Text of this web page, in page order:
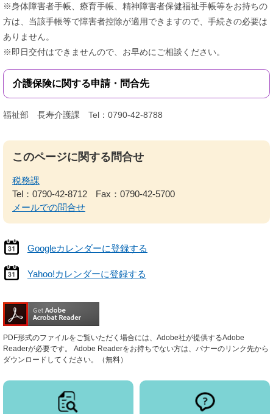
※身体障害者手帳、療育手帳、精神障害者保健福祉手帳等をお持ちの
方は、当該手帳等で障害者控除が適用できますので、手続きの必要は
ありません。
※即日交付はできませんので、お早めにご相談ください。
介護保険に関する申請・問合先
福祉部 長寿介護課 Tel：0790-42-8788
このページに関する問合せ
税務課
Tel：0790-42-8712
Fax：0790-42-5700
メールでの問合せ
Googleカレンダーに登録する
Yahoo!カレンダーに登録する
PDF形式のファイルをご覧いただく場合には、Adobe社が提供するAdobe
Readerが必要です。
Adobe Readerをお持ちでない方は、バナーのリンク先から
ダウンロードしてください。（無料）